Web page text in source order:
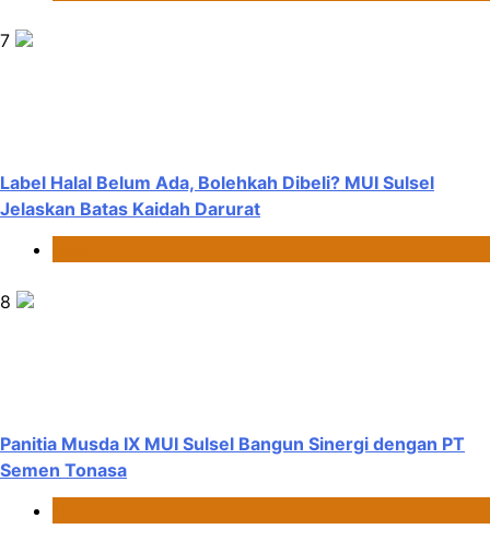
7
Label Halal Belum Ada, Bolehkah Dibeli? MUI Sulsel
Jelaskan Batas Kaidah Darurat
8
Panitia Musda IX MUI Sulsel Bangun Sinergi dengan PT
Semen Tonasa